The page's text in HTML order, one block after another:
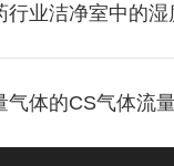
行业洁净室中的湿
气体的CS气体流